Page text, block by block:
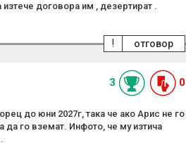
договора им , дезертират .
отговор
!
3 0
до юни 2027г, така че ако Арис не го
да го вземат. Инфото, че му изтича